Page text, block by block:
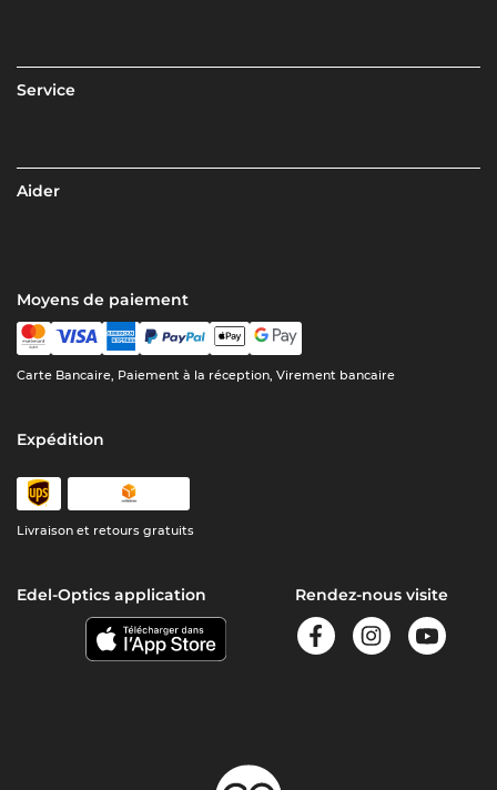
Service
Aider
Moyens de paiement
Carte Bancaire, Paiement à la réception, Virement bancaire
Expédition
Livraison et retours gratuits
Edel-Optics application Rendez-nous visite